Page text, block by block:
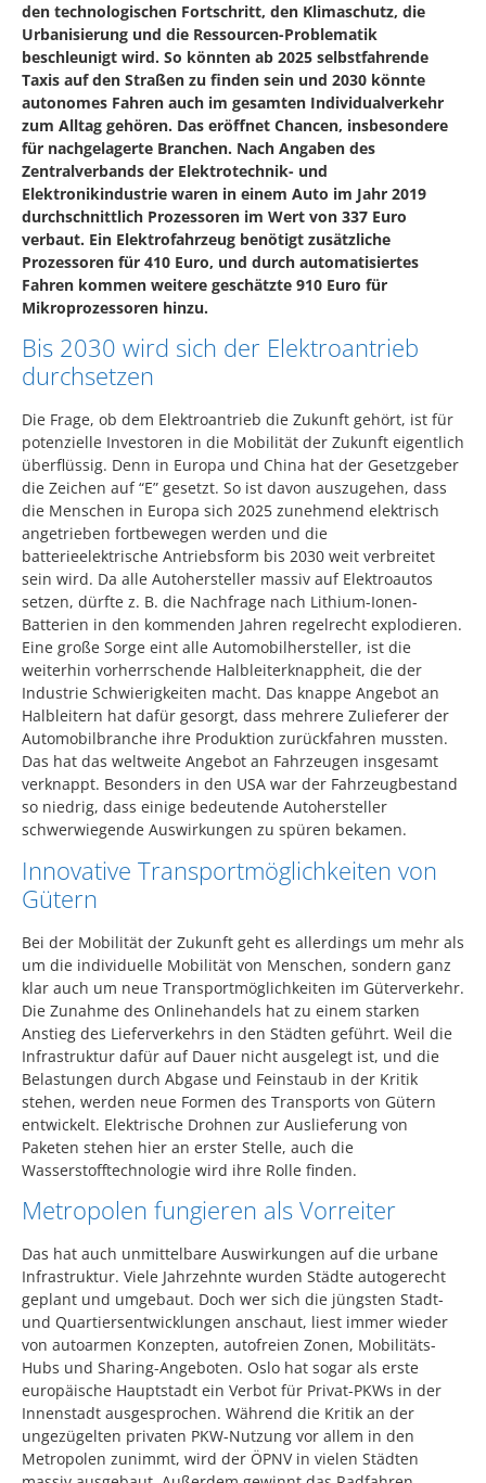
den technologischen Fortschritt, den Klimaschutz, die
Urbanisierung und die Ressourcen-Problematik
beschleunigt wird. So könnten ab 2025 selbstfahrende
Taxis auf den Straßen zu finden sein und 2030 könnte
autonomes Fahren auch im gesamten Individualverkehr
zum Alltag gehören. Das eröffnet Chancen, insbesondere
für nachgelagerte Branchen. Nach Angaben des
Zentralverbands der Elektrotechnik- und
Elektronikindustrie waren in einem Auto im Jahr 2019
durchschnittlich Prozessoren im Wert von 337 Euro
verbaut. Ein Elektrofahrzeug benötigt zusätzliche
Prozessoren für 410 Euro, und durch automatisiertes
Fahren kommen weitere geschätzte 910 Euro für
Mikroprozessoren hinzu.
Bis 2030 wird sich der Elektroantrieb
durchsetzen
Die Frage, ob dem Elektroantrieb die Zukunft gehört, ist für
potenzielle Investoren in die Mobilität der Zukunft eigentlich
überflüssig. Denn in Europa und China hat der Gesetzgeber
die Zeichen auf “E” gesetzt. So ist davon auszugehen, dass
die Menschen in Europa sich 2025 zunehmend elektrisch
angetrieben fortbewegen werden und die
batterieelektrische Antriebsform bis 2030 weit verbreitet
sein wird. Da alle Autohersteller massiv auf Elektroautos
setzen, dürfte z. B. die Nachfrage nach Lithium-Ionen-
Batterien in den kommenden Jahren regelrecht explodieren.
Eine große Sorge eint alle Automobilhersteller, ist die
weiterhin vorherrschende Halbleiterknappheit, die der
Industrie Schwierigkeiten macht. Das knappe Angebot an
Halbleitern hat dafür gesorgt, dass mehrere Zulieferer der
Automobilbranche ihre Produktion zurückfahren mussten.
Das hat das weltweite Angebot an Fahrzeugen insgesamt
verknappt. Besonders in den USA war der Fahrzeugbestand
so niedrig, dass einige bedeutende Autohersteller
schwerwiegende Auswirkungen zu spüren bekamen.
Innovative Transportmöglichkeiten von
Gütern
Bei der Mobilität der Zukunft geht es allerdings um mehr als
um die individuelle Mobilität von Menschen, sondern ganz
klar auch um neue Transportmöglichkeiten im Güterverkehr.
Die Zunahme des Onlinehandels hat zu einem starken
Anstieg des Lieferverkehrs in den Städten geführt. Weil die
Infrastruktur dafür auf Dauer nicht ausgelegt ist, und die
Belastungen durch Abgase und Feinstaub in der Kritik
stehen, werden neue Formen des Transports von Gütern
entwickelt. Elektrische Drohnen zur Auslieferung von
Paketen stehen hier an erster Stelle, auch die
Wasserstofftechnologie wird ihre Rolle finden.
Metropolen fungieren als Vorreiter
Das hat auch unmittelbare Auswirkungen auf die urbane
Infrastruktur. Viele Jahrzehnte wurden Städte autogerecht
geplant und umgebaut. Doch wer sich die jüngsten Stadt-
und Quartiersentwicklungen anschaut, liest immer wieder
von autoarmen Konzepten, autofreien Zonen, Mobilitäts-
Hubs und Sharing-Angeboten. Oslo hat sogar als erste
europäische Hauptstadt ein Verbot für Privat-PKWs in der
Innenstadt ausgesprochen. Während die Kritik an der
ungezügelten privaten PKW-Nutzung vor allem in den
Metropolen zunimmt, wird der ÖPNV in vielen Städten